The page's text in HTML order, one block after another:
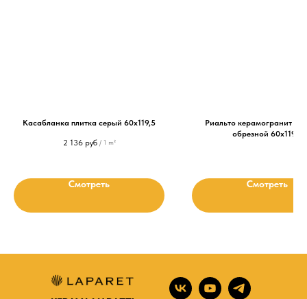
Касабланка плитка серый 60х119,5
2 136 руб / 1 m²
Смотреть
Риальто керамогранит
обрезной 60х119,5
Смотреть